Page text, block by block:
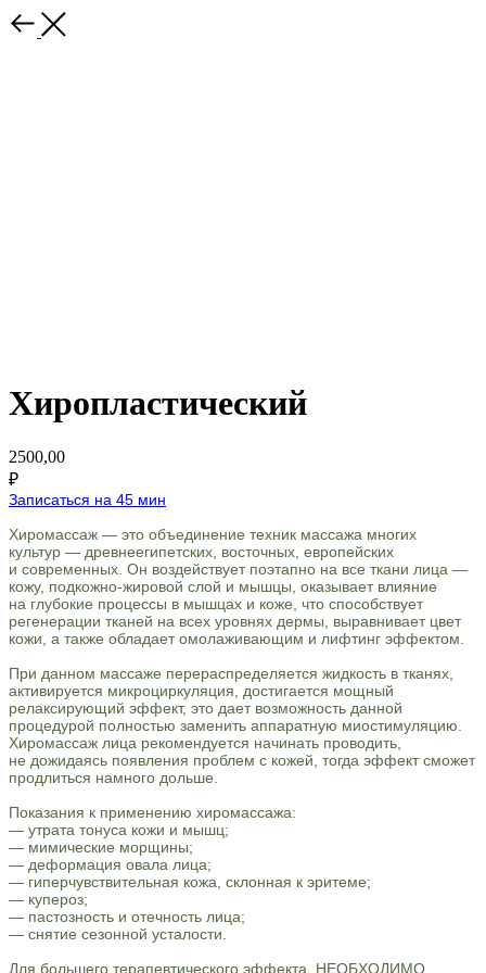
Хиропластический
2500,00
₽
Записаться на 45 мин
Хиромассаж — это объединение техник массажа многих
культур — древнеегипетских, восточных, европейских
и современных. Он воздействует поэтапно на все ткани лица —
кожу, подкожно-жировой слой и мышцы, оказывает влияние
на глубокие процессы в мышцах и коже, что способствует
регенерации тканей на всех уровнях дермы, выравнивает цвет
кожи, а также обладает омолаживающим и лифтинг эффектом.
При данном массаже перераспределяется жидкость в тканях,
активируется микроциркуляция, достигается мощный
релаксирующий эффект, это дает возможность данной
процедурой полностью заменить аппаратную миостимуляцию.
Хиромассаж лица рекомендуется начинать проводить,
не дожидаясь появления проблем с кожей, тогда эффект сможет
продлиться намного дольше.
Показания к применению хиромассажа:
— утрата тонуса кожи и мышц;
— мимические морщины;
— деформация овала лица;
— гиперчувствительная кожа, склонная к эритеме;
— купероз;
— пастозность и отечность лица;
— снятие сезонной усталости.
Для большего терапевтического эффекта, НЕОБХОДИМО